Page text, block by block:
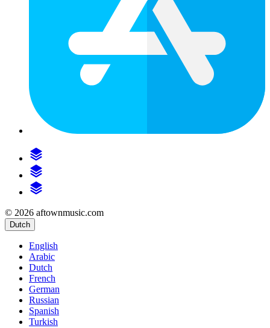
© 2026 aftownmusic.com
Dutch
English
Arabic
Dutch
French
German
Russian
Spanish
Turkish